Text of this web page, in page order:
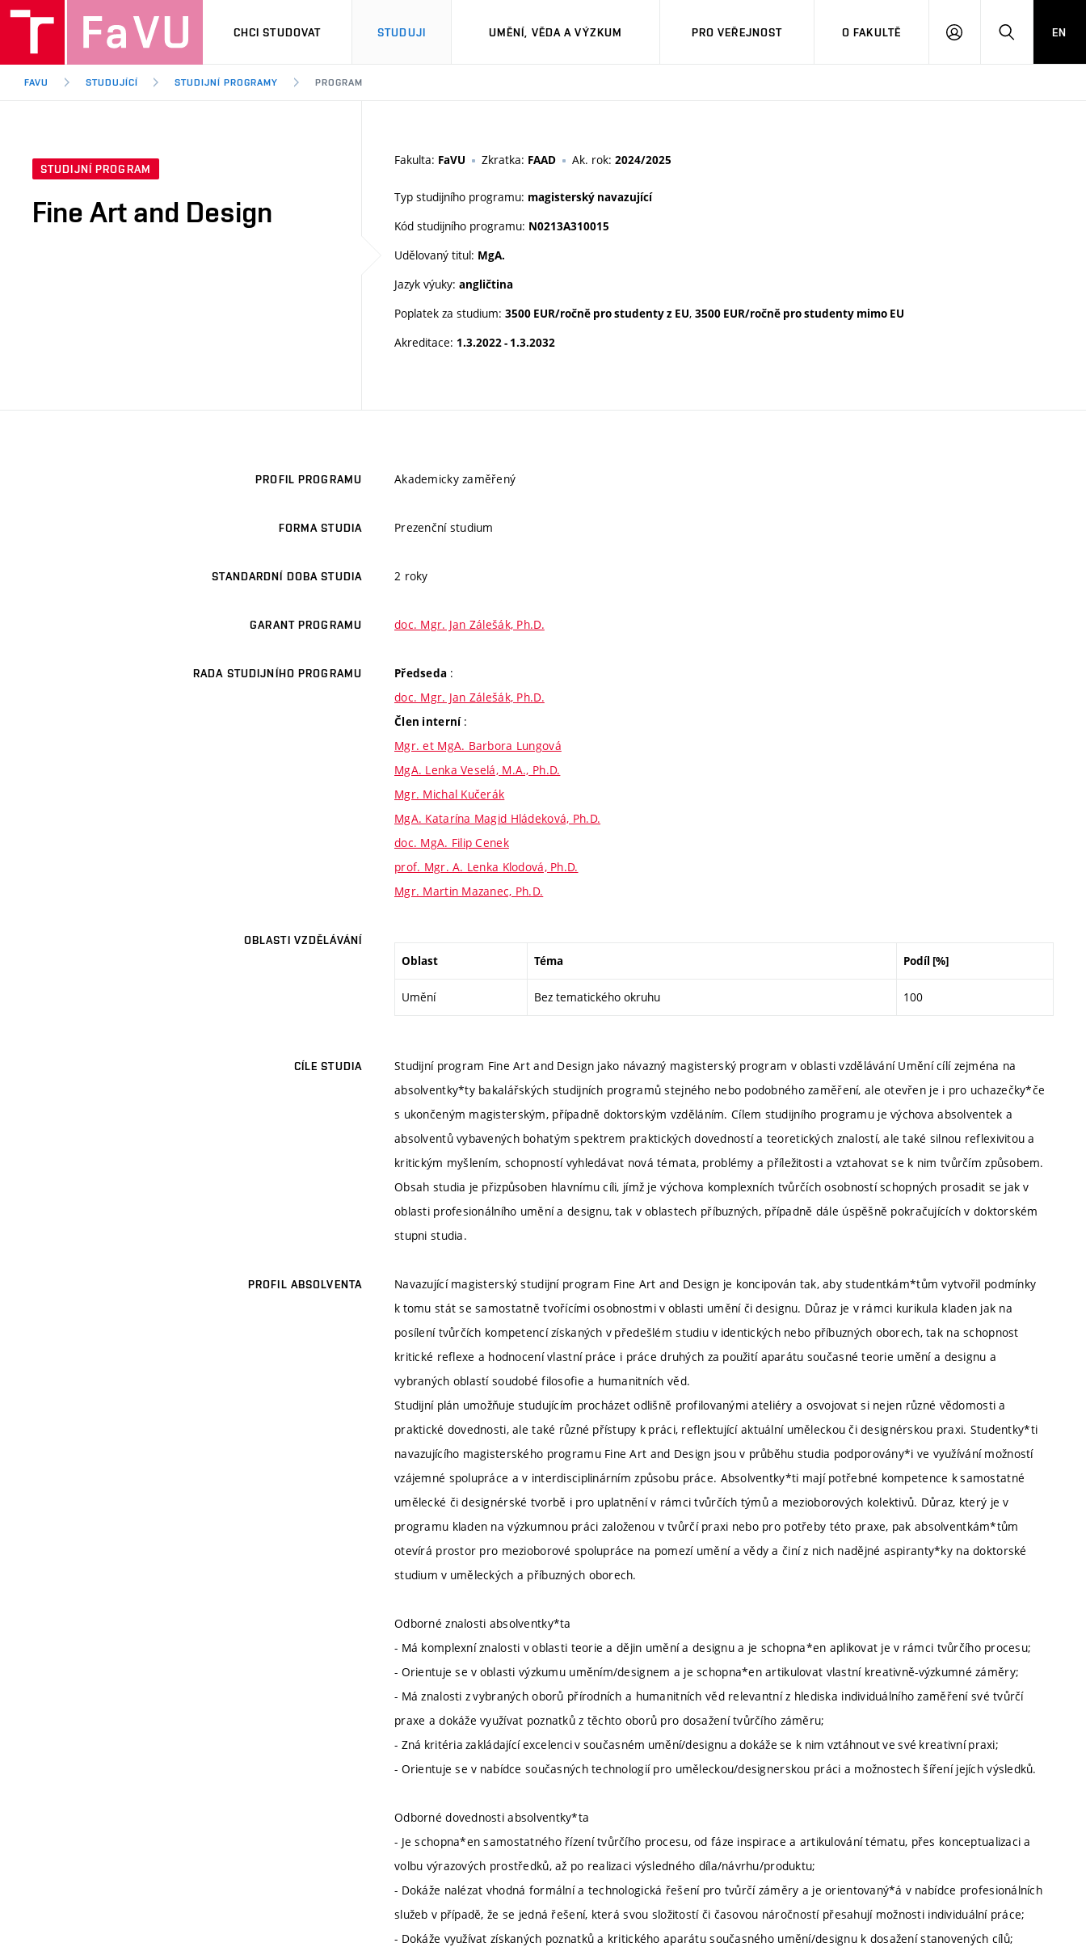
CHCI STUDOVAT STUDUJI UMĚNÍ, VĚDA A VÝZKUM PRO VEŘEJNOST O FAKULTĚ
PŘIHLÁSITHLEDAT
EN
FAVU STUDUJÍCÍ STUDIJNÍ PROGRAMY PROGRAM
STUDIJNÍ PROGRAM
Fine Art and Design
Fakulta: FaVU Zkratka: FAAD Ak. rok: 2024/2025
Typ studijního programu: magisterský navazující
Kód studijního programu: N0213A310015
Udělovaný titul: MgA.
Jazyk výuky: angličtina
Poplatek za studium: 3500 EUR/ročně pro studenty z EU, 3500 EUR/ročně pro studenty mimo EU
Akreditace: 1.3.2022 - 1.3.2032
PROFIL PROGRAMU Akademicky zaměřený
FORMA STUDIA Prezenční studium
STANDARDNÍ DOBA STUDIA 2 roky
GARANT PROGRAMU doc. Mgr. Jan Zálešák, Ph.D.
RADA STUDIJNÍHO PROGRAMU Předseda :
doc. Mgr. Jan Zálešák, Ph.D.
Člen interní :
Mgr. et MgA. Barbora Lungová
MgA. Lenka Veselá, M.A., Ph.D.
Mgr. Michal Kučerák
MgA. Katarína Magid Hládeková, Ph.D.
doc. MgA. Filip Cenek
prof. Mgr. A. Lenka Klodová, Ph.D.
Mgr. Martin Mazanec, Ph.D.
OBLASTI VZDĚLÁVÁNÍ
Oblast Téma Podíl [%]
Umění Bez tematického okruhu 100
CÍLE STUDIA
Studijní program Fine Art and Design jako návazný magisterský program v oblasti vzdělávání Umění cílí zejména na
absolventky*ty bakalářských studijních programů stejného nebo podobného zaměření, ale otevřen je i pro uchazečky*če
s ukončeným magisterským, případně doktorským vzděláním. Cílem studijního programu je výchova absolventek a
absolventů vybavených bohatým spektrem praktických dovedností a teoretických znalostí, ale také silnou reflexivitou a
kritickým myšlením, schopností vyhledávat nová témata, problémy a příležitosti a vztahovat se k nim tvůrčím způsobem.
Obsah studia je přizpůsoben hlavnímu cíli, jímž je výchova komplexních tvůrčích osobností schopných prosadit se jak v
oblasti profesionálního umění a designu, tak v oblastech příbuzných, případně dále úspěšně pokračujících v doktorském
stupni studia.
PROFIL ABSOLVENTA
Navazující magisterský studijní program Fine Art and Design je koncipován tak, aby studentkám*tům vytvořil podmínky
k tomu stát se samostatně tvořícími osobnostmi v oblasti umění či designu. Důraz je v rámci kurikula kladen jak na
posílení tvůrčích kompetencí získaných v předešlém studiu v identických nebo příbuzných oborech, tak na schopnost
kritické reflexe a hodnocení vlastní práce i práce druhých za použití aparátu současné teorie umění a designu a
vybraných oblastí soudobé filosofie a humanitních věd.
Studijní plán umožňuje studujícím procházet odlišně profilovanými ateliéry a osvojovat si nejen různé vědomosti a
praktické dovednosti, ale také různé přístupy k práci, reflektující aktuální uměleckou či designérskou praxi. Studentky*ti
navazujícího magisterského programu Fine Art and Design jsou v průběhu studia podporovány*i ve využívání možností
vzájemné spolupráce a v interdisciplinárním způsobu práce. Absolventky*ti mají potřebné kompetence k samostatné
umělecké či designérské tvorbě i pro uplatnění v rámci tvůrčích týmů a mezioborových kolektivů. Důraz, který je v
programu kladen na výzkumnou práci založenou v tvůrčí praxi nebo pro potřeby této praxe, pak absolventkám*tům
otevírá prostor pro mezioborové spolupráce na pomezí umění a vědy a činí z nich nadějné aspiranty*ky na doktorské
studium v uměleckých a příbuzných oborech.
Odborné znalosti absolventky*ta
- Má komplexní znalosti v oblasti teorie a dějin umění a designu a je schopna*en aplikovat je v rámci tvůrčího procesu;
- Orientuje se v oblasti výzkumu uměním/designem a je schopna*en artikulovat vlastní kreativně-výzkumné záměry;
- Má znalosti z vybraných oborů přírodních a humanitních věd relevantní z hlediska individuálního zaměření své tvůrčí
praxe a dokáže využívat poznatků z těchto oborů pro dosažení tvůrčího záměru;
- Zná kritéria zakládající excelenci v současném umění/designu a dokáže se k nim vztáhnout ve své kreativní praxi;
- Orientuje se v nabídce současných technologií pro uměleckou/designerskou práci a možnostech šíření jejích výsledků.
Odborné dovednosti absolventky*ta
- Je schopna*en samostatného řízení tvůrčího procesu, od fáze inspirace a artikulování tématu, přes konceptualizaci a
volbu výrazových prostředků, až po realizaci výsledného díla/návrhu/produktu;
- Dokáže nalézat vhodná formální a technologická řešení pro tvůrčí záměry a je orientovaný*á v nabídce profesionálních
služeb v případě, že se jedná řešení, která svou složitostí či časovou náročností přesahují možnosti individuální práce;
- Dokáže využívat získaných poznatků a kritického aparátu současného umění/designu k dosažení stanovených cílů;